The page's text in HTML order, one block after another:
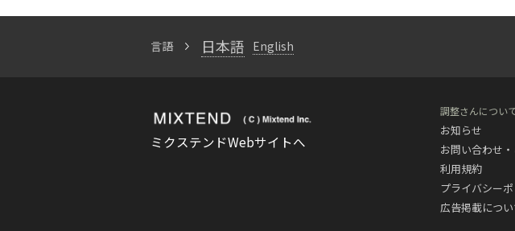
言語 日本語 English
ミクステンドWebサイトへ
調整さんについ
お知らせ
お問い合わせ
利用規約
プライバシー
広告掲載につ